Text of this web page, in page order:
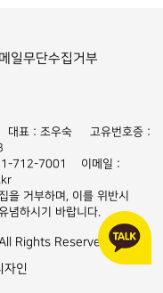
일무단수집거부
대표 : 조우숙 고유번호증 :
712-7001 이메일 :
을 거부하며, 이를 위반시
념하시기 바랍니다.
Rights Reserved.
자인